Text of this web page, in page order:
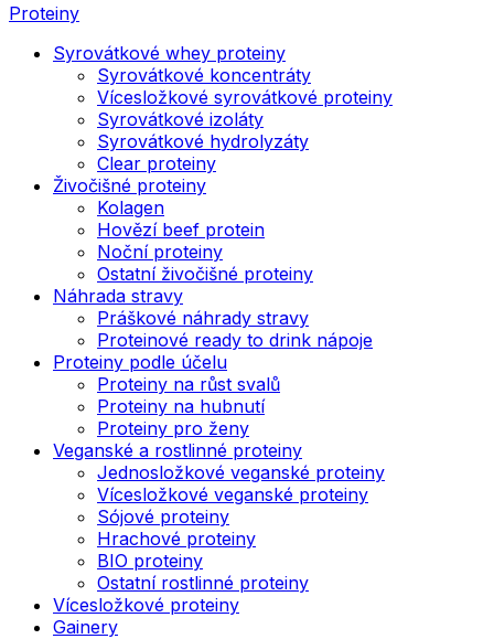
Proteiny
Syrovátkové whey proteiny
Syrovátkové koncentráty
Vícesložkové syrovátkové proteiny
Syrovátkové izoláty
Syrovátkové hydrolyzáty
Clear proteiny
Živočišné proteiny
Kolagen
Hovězí beef protein
Noční proteiny
Ostatní živočišné proteiny
Náhrada stravy
Práškové náhrady stravy
Proteinové ready to drink nápoje
Proteiny podle účelu
Proteiny na růst svalů
Proteiny na hubnutí
Proteiny pro ženy
Veganské a rostlinné proteiny
Jednosložkové veganské proteiny
Vícesložkové veganské proteiny
Sójové proteiny
Hrachové proteiny
BIO proteiny
Ostatní rostlinné proteiny
Vícesložkové proteiny
Gainery